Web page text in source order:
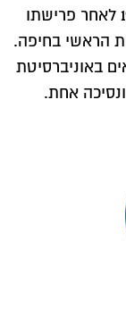
, פתח את המשרד ב-1998 לאחר פרישתו
הראשי בחיפה.
באוניברסיטת